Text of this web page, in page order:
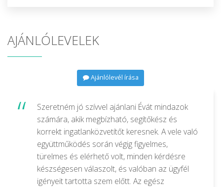
AJÁNLÓLEVELEK
Ajánlólevél írása
Szeretném jó szívvel ajánlani Évát mindazok
számára, akik megbízható, segítőkész és
korrekt ingatlanközvetítőt keresnek. A vele való
együttműködés során végig figyelmes,
türelmes és elérhető volt, minden kérdésre
készségesen válaszolt, és valóban az ügyfél
igényeit tartotta szem előtt. Az egész